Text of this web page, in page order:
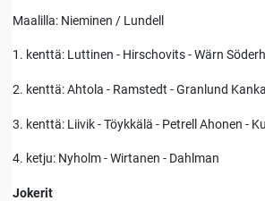
Maalilla: Nieminen / Lundell
1. kenttä: Luttinen - Hirschovits - Wärn
2. kenttä: Ahtola - Ramstedt - Granlund
3. kenttä: Liivik - Töykkälä - Petrell Ahonen -
4. ketju: Nyholm - Wirtanen - Dahlman
Jokerit